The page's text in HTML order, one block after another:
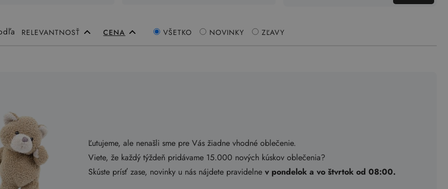
RELEVANTNOSŤ CENA VŠETKO NOVINKY ZĽAVY
Ľutujeme, ale nenašli sme pre Vás žiadne vhodné oblečenie.
Viete, že každý týždeň pridávame 15.000 nových kúskov oblečenia?
Skúste prísť zase, novinky u nás nájdete pravidelnev pondelok a vo štvrtok od 08:00.